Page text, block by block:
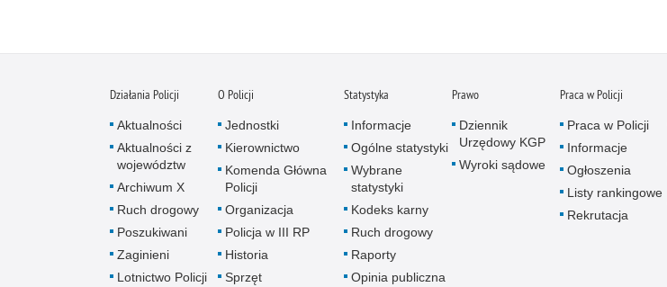
Działania Policji
Aktualności
Aktualności z
województw
Archiwum X
Ruch drogowy
Poszukiwani
Zaginieni
Lotnictwo Policji
O Policji
Jednostki
Kierownictwo
Komenda Główna
Policji
Organizacja
Policja w III RP
Historia
Sprzęt
Statystyka
Informacje
Ogólne statystyki
Wybrane
statystyki
Kodeks karny
Ruch drogowy
Raporty
Opinia publiczna
Prawo
Dziennik
Urzędowy KGP
Wyroki sądowe
Praca w Policji
Praca w Policji
Informacje
Ogłoszenia
Listy rankingowe
Rekrutacja